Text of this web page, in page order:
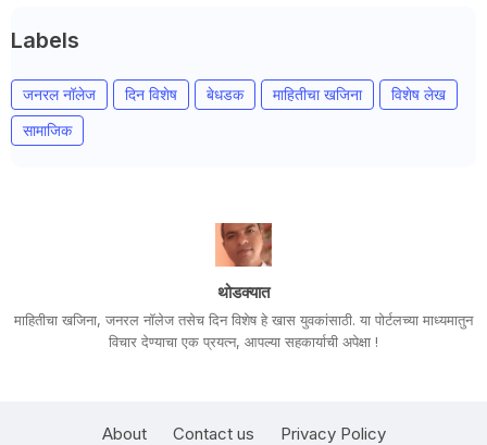
Labels
जनरल नॉलेज दिन विशेष बेधडक माहितीचा खजिना
विशेष लेख
सामाजिक
थोडक्यात
माहितीचा खजिना, जनरल नॉलेज तसेच दिन विशेष हे खास युवकांसाठी. या पोर्टलच्या माध्यमातुन
विचार देण्याचा एक प्रयत्न, आपल्या सहकार्याची अपेक्षा !
About Contact us Privacy Policy